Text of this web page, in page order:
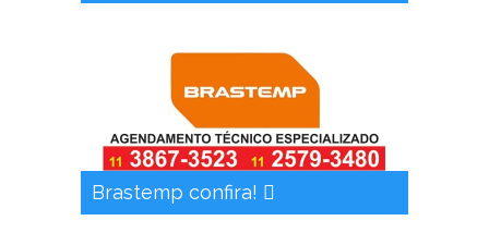
Brastemp confira!